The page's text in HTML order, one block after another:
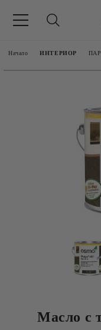
Начало ИНТЕРИОР
Масло с